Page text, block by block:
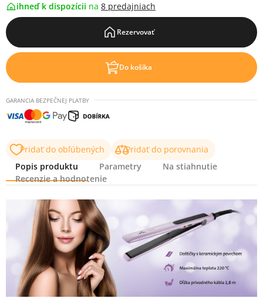
ihneď k dispozícii na 8 predajniach
Rezervovať
Do košíka
GARANCIA BEZPEČNEJ PLATBY
Pridať do obľúbených
Pridať do porovnania
Popis produktu
Parametry
Na stiahnutie
Recenzie a hodnotenie
Popis produktu